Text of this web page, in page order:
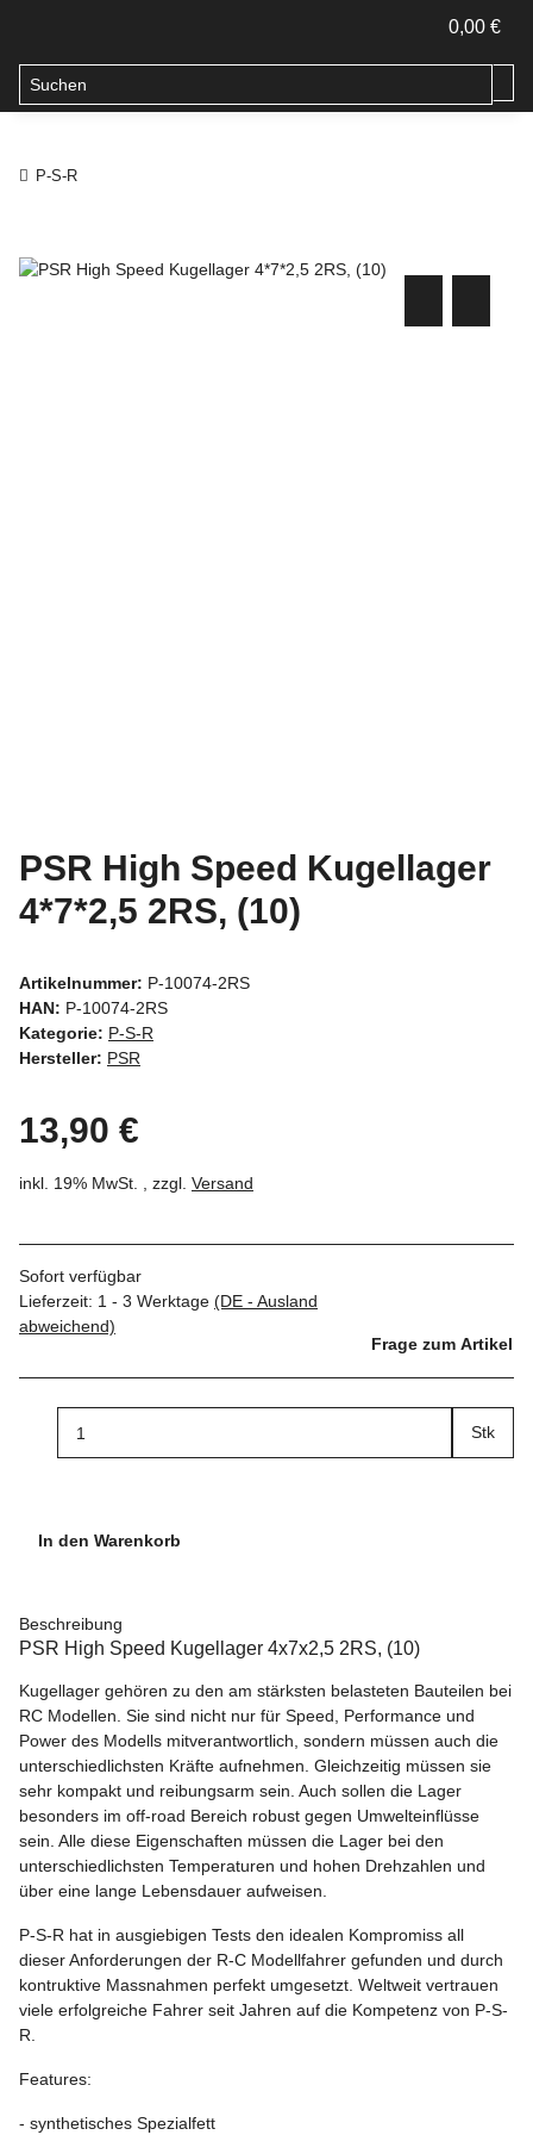
0,00 €
P-S-R
PSR High Speed Kugellager
4*7*2,5 2RS, (10)
Artikelnummer: P-10074-2RS
HAN: P-10074-2RS
Kategorie: P-S-R
Hersteller: PSR
13,90 €
inkl. 19% MwSt. , zzgl. Versand
Sofort verfügbar
Lieferzeit: 1 - 3 Werktage (DE - Ausland
abweichend)
Frage zum Artikel
Stk
In den Warenkorb
Beschreibung
PSR High Speed Kugellager 4x7x2,5 2RS, (10)
Kugellager gehören zu den am stärksten belasteten Bauteilen bei
RC Modellen. Sie sind nicht nur für Speed, Performance und
Power des Modells mitverantwortlich, sondern müssen auch die
unterschiedlichsten Kräfte aufnehmen. Gleichzeitig müssen sie
sehr kompakt und reibungsarm sein. Auch sollen die Lager
besonders im off-road Bereich robust gegen Umwelteinflüsse
sein. Alle diese Eigenschaften müssen die Lager bei den
unterschiedlichsten Temperaturen und hohen Drehzahlen und
über eine lange Lebensdauer aufweisen.
P-S-R hat in ausgiebigen Tests den idealen Kompromiss all
dieser Anforderungen der R-C Modellfahrer gefunden und durch
kontruktive Massnahmen perfekt umgesetzt. Weltweit vertrauen
viele erfolgreiche Fahrer seit Jahren auf die Kompetenz von P-S-
R.
Features:
- synthetisches Spezialfett